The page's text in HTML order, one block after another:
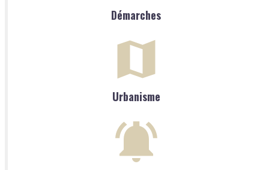
Démarches
Urbanisme